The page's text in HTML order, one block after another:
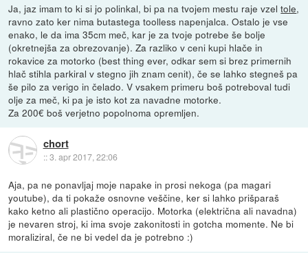
Ja, jaz imam to ki si jo polinkal, bi pa na tvojem mestu raje vzeltole,
ravno zato ker nima butastega toolless napenjalca. Ostalo je vse
enako, le da ima 35cm meč, kar je za tvoje potrebe še bolje
(okretnejša za obrezovanje). Za razliko v ceni kupi hlače in
rokavice za motorko (best thing ever, odkar sem si brez primernih
hlač stihla parkiral v stegno jih znam cenit), če se lahko stegneš pa
še pilo za verigo in čelado. V vsakem primeru boš potreboval tudi
olje za meč, ki pa je isto kot za navadne motorke.
Za 200€ boš verjetno popolnoma opremljen.
chort
::3. apr 2017, 22:06
Aja, pa ne ponavljaj moje napake in prosi nekoga (pa magari
youtube), da ti pokaže osnovne veščine, ker si lahko prišparaš
kako ketno ali plastično operacijo. Motorka (električna ali navadna)
je nevaren stroj, ki ima svoje zakonitosti in gotcha momente. Ne bi
moraliziral, če ne bi vedel da je potrebno :)